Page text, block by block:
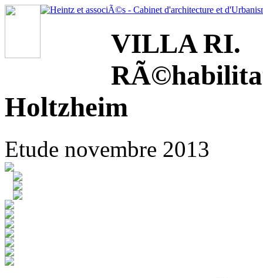
VILLA RI.
Holtzheim
Etude novembre 2013